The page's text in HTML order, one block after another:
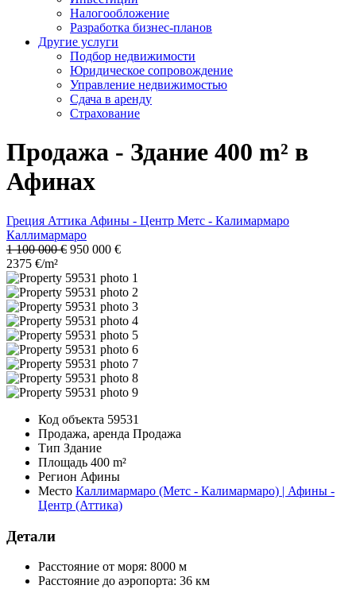
Налогообложение
Разработка бизнес-планов
Другие услуги
Подбор недвижимости
Юридическое сопровождение
Управление недвижимостью
Сдача в аренду
Страхование
Продажа - Здание 400 m² в
Афинах
Греция Аттика Афины - Центр Метс - Калимармаро
Каллимармаро
1 100 000 € 950 000 €
2375 €/m²
Код объекта 59531
Продажа, аренда Продажа
Тип Здание
Площадь 400 m²
Регион Афины
Место Каллимармаро (Метс - Калимармаро) | Афины -
Центр (Аттика)
Детали
Расстояние от моря: 8000 м
Расстояние до аэропорта: 36 км